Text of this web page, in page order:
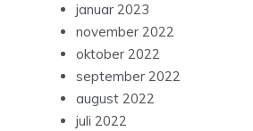
januar 2023
november 2022
oktober 2022
september 2022
august 2022
juli 2022